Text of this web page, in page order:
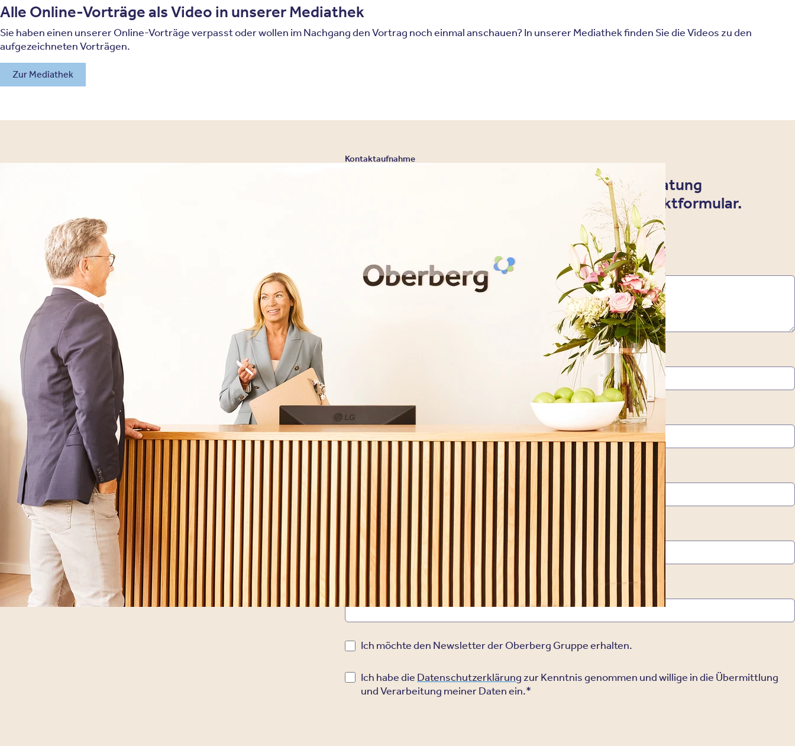
Alle Online-Vorträge als Video in unserer Mediathek
Sie haben einen unserer Online-Vorträge verpasst oder wollen im Nachgang den Vortrag noch einmal anschauen? In unserer Mediathek finden Sie die Videos zu den
aufgezeichneten Vorträgen.
Zur Mediathek
Kontaktaufnahme
Kontaktieren Sie uns für eine individuelle Beratung
telefonisch, oder schreiben Sie uns per Kontaktformular.
Ihre Nachricht
Vorname Nachname*
PLZ Ihrer Praxis / Klinik *
E-Mail Adresse *
Telefonnummer (für Rückruf)
Ich möchte den Newsletter der Oberberg Gruppe erhalten.
Ich habe die Datenschutzerklärung zur Kenntnis genommen und willige in die Übermittlung
und Verarbeitung meiner Daten ein.*